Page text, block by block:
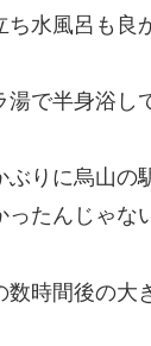
ち水風呂も良
で半身浴し
ぶりに烏山の
たんじゃな
数時間後の大